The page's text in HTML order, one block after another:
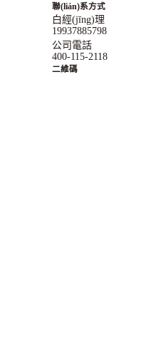
聯(lián)系方式
白經(jīng)理
19937885798
公司電話
400-115-2118
二維碼